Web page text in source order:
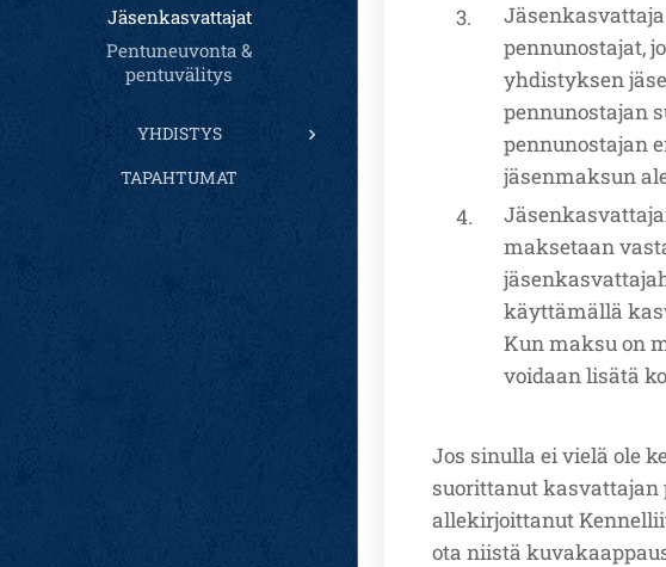
Jäsenkasvattajat
Pentuneuvonta &
pentuvälitys
YHDISTYS
TAPAHTUMAT
pennunostajat,
yhdistyksen
pennunostajan
pennunostajan
jäsenmaksun
maksetaan
käyttämällä
Kun maksu on
voidaan lisätä
Jos sinulla ei vielä ole
suorittanut kasvattajan
allekirjoittanut
ota niistä